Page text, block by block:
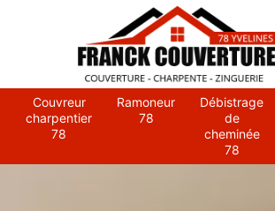
Couvreur
charpentier
78
Ramoneur
78
Débistrage
de
cheminée
78